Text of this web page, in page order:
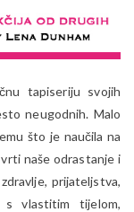
tapiseriju svojih
neugodnih. Malo
što je naučila na
naše odrastanje i
prijateljstva,
vlastitim tijelom,